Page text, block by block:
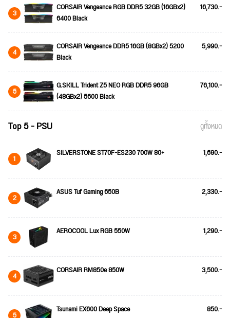
3
CORSAIR Vengeance RGB DDR5 32GB (16GBx2)
6400 Black
16,730.-
4
CORSAIR Vengeance DDR5 16GB (8GBx2) 5200
Black
5,990.-
5
G.SKILL Trident Z5 NEO RGB DDR5 96GB
(48GBx2) 5600 Black
76,100.-
Top 5 - PSU ดูทั้งหมด
1 SILVERSTONE ST70F-ES230 700W 80+ 1,690.-
2 ASUS Tuf Gaming 650B 2,330.-
3 AEROCOOL Lux RGB 550W 1,290.-
4 CORSAIR RM850e 850W 3,500.-
5 Tsunami EX600 Deep Space 850.-